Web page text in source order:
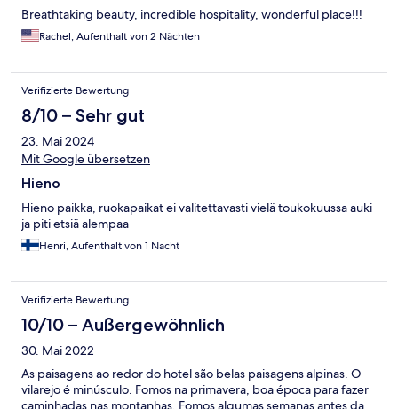
Breathtaking beauty, incredible hospitality, wonderful place!!!
Rachel, Aufenthalt von 2 Nächten
Verifizierte Bewertung
8/10 – Sehr gut
23. Mai 2024
Mit Google übersetzen
Hieno
Hieno paikka, ruokapaikat ei valitettavasti vielä toukokuussa auki
ja piti etsiä alempaa
Henri, Aufenthalt von 1 Nacht
Verifizierte Bewertung
10/10 – Außergewöhnlich
30. Mai 2022
As paisagens ao redor do hotel são belas paisagens alpinas. O
vilarejo é minúsculo. Fomos na primavera, boa época para fazer
caminhadas nas montanhas. Fomos algumas semanas antes da